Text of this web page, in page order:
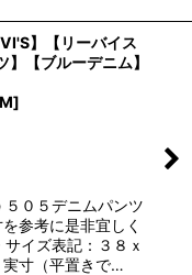
】【リーバイス
【ブルーデニム】
]
０５デニムパンツ
参考に是非宜しく
イズ表記：３８ｘ
実寸（平置きで…